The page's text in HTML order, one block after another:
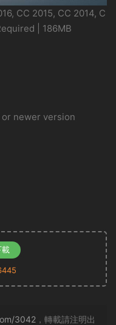
CC 2015, CC 2014, C
| 186MB
newer version
載
3042 ，轉載請注明出